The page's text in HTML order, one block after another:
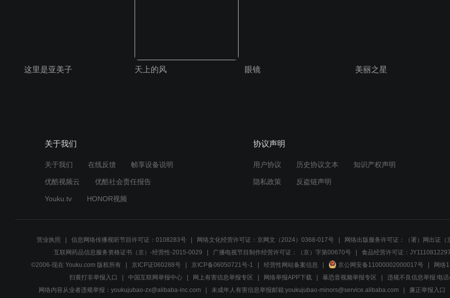
这里是亚美子 天上的风 眼镜 美丽之星
关于我们
关于我们 在线反馈 帧享设备说明
优酷视频云 优酷社会责任报告
Youku.tv HONOR视频
协议声明
用户协议 历史协议文本 知识产权声明
隐私政策 反盗链声明
营业执照 信息网络传播视听节目许可证：0108283号 网络文化经营许可证：京网文（2024）0368-017号
网络出版服务许可证：（署）网出证（
互联网药品信息服务资格证书（京）-经营性-2015-0029
广播电视节目制作经营许可证：（京）字第00670号
食品经营许可证：
©2006-现在 Youku.com 版权所有
京ICP证060288号 京ICP备06050721号-1 经营性网站备案信息 京公网安备11000002000017号
网络
扫黄打非举报入口
中国互联网举报中心 网上有害信息举报专区 网络举报APP下载 暴恐音视频举报专区
违规不良信息举报:电
网络内容从业者违规举报：youkujubao-zx@alibaba-inc.com
未成年人有害信息举报邮箱:youkujubao-minors@service.alibaba.com 廉正举报入口